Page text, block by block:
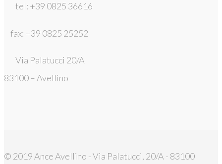
tel: +39 0825 36616
fax: +39 0825 25252
Via Palatucci 20/A
83100 – Avellino
© 2019 Ance Avellino - Via Palatucci, 20/A - 83100